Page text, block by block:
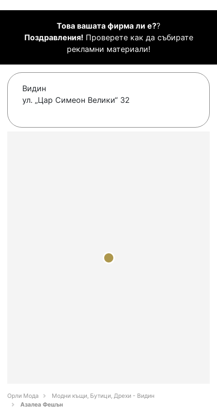
Това вашата фирма ли е??
Поздравления! Проверете как да събирате
рекламни материали!
Видин
ул. „Цар Симеон Велики“ 32
Орли Мода
Модни къщи, Бутици, Дрехи - Видин
Азалеа Фешън